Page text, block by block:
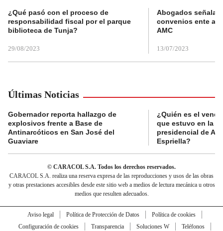
¿Qué pasó con el proceso de
responsabilidad fiscal por el parque
biblioteca de Tunja?
29/08/2023
Abogados
convenios ente
AMC
13/07/2023
Últimas Noticias
Gobernador reporta hallazgo de
explosivos frente a Base de
Antinarcóticos en San José del
Guaviare
¿Quién es el
que estuvo en la
presidencial de
Espriella?
© CARACOL S.A. Todos los derechos reservados.
CARACOL S.A. realiza una reserva expresa de las reproducciones y usos de las obras
y otras prestaciones accesibles desde este sitio web a medios de lectura mecánica u otros
medios que resulten adecuados.
Aviso legal Política de Protección de Datos
Política de cookies
Configuración de cookies
Transparencia Soluciones W Teléfonos